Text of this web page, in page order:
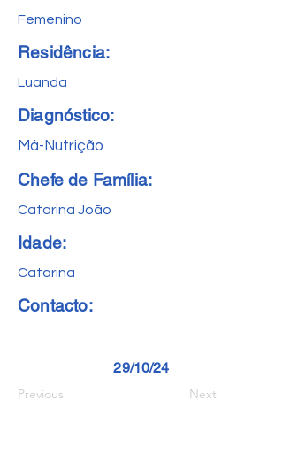
Femenino
Residência:
Luanda
Diagnóstico:
Má-Nutrição
Chefe de Família:
Catarina João
Idade:
Catarina
Contacto:
29/10/24
Previous Next